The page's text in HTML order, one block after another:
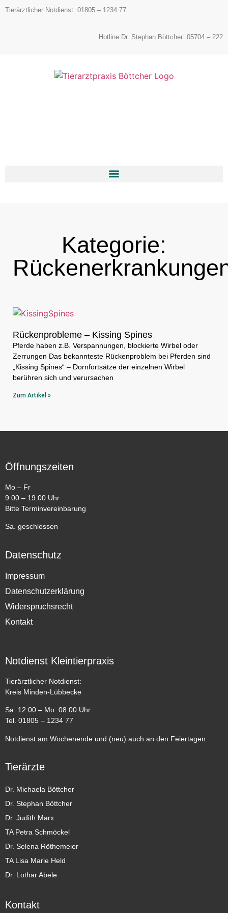
springen
Tierärztlicher Notdienst: 01805 – 1234 77
Hotline Dr. Stephan Böttcher: 05704 – 222
Kategorie:
Rückenprobleme – Kissing Spines
Pferde haben z.B. Verspannungen, blockierte Wirbel oder
Zerrungen Das bekannteste Rückenproblem bei Pferden sind
„Kissing Spines“ – Dornfortsätze der einzelnen Wirbel
berühren sich und verursachen
Zum Artikel »
Öffnungszeiten
Mo – Fr
9:00 – 19:00 Uhr
Bitte Terminvereinbarung
Sa. geschlossen
Datenschutz
Impressum
Datenschutzerklärung
Widerspruchsrecht
Kontakt
Notdienst Kleintierpraxis
Tierärztlicher Notdienst:
Kreis Minden-Lübbecke
Sa: 12:00 – Mo: 08:00 Uhr
Tel. 01805 – 1234 77
Notdienst am Wochenende und (neu) auch an den Feiertagen.
Tierärzte
Dr. Michaela Böttcher
Dr. Stephan Böttcher
Dr. Judith Marx
TA Petra Schmöckel
Dr. Selena Röthemeier
TA Lisa Marie Held
Dr. Lothar Abele
Kontakt